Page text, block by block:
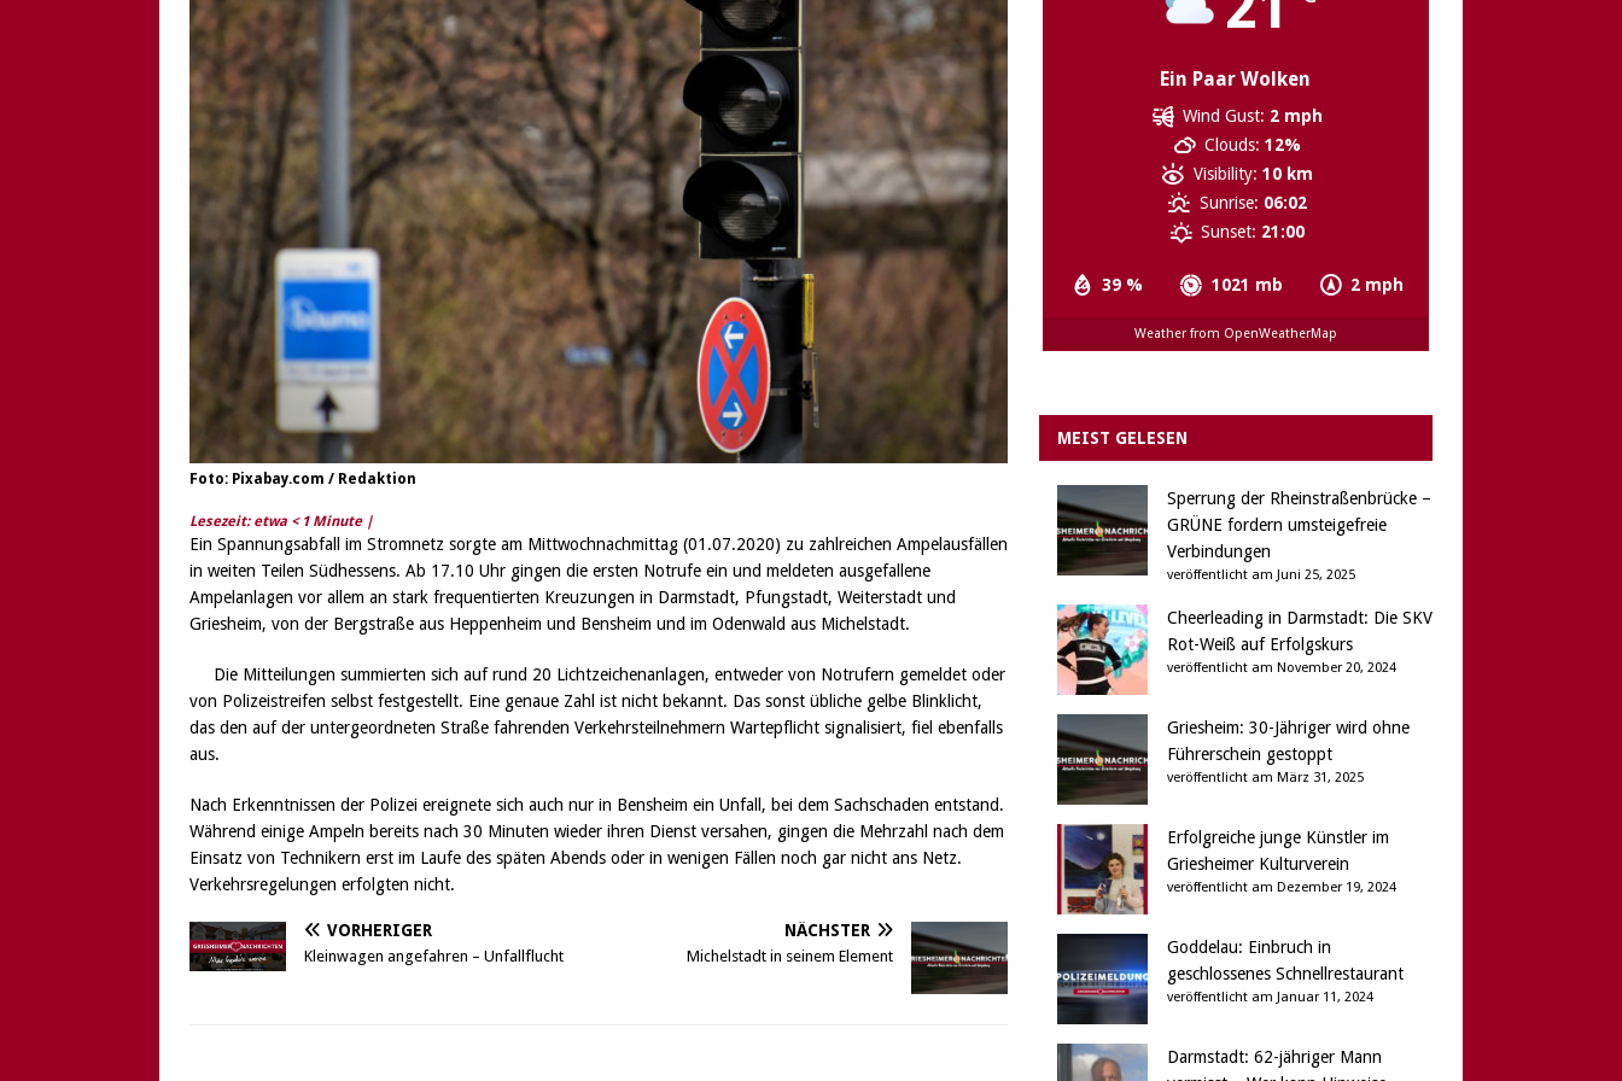
[ 6. August 2026 ] Die Lichter gehen aus…. IN EIGENER SACHE
Foto: Pixabay.com / Redaktion
Lesezeit: etwa < 1 Minute |
Ein Spannungsabfall im Stromnetz sorgte am Mittwochnachmittag (01.07.2020) zu zahlreichen Ampelausfällen
in weiten Teilen Südhessens. Ab 17.10 Uhr gingen die ersten Notrufe ein und meldeten ausgefallene
Ampelanlagen vor allem an stark frequentierten Kreuzungen in Darmstadt, Pfungstadt, Weiterstadt und
Griesheim, von der Bergstraße aus Heppenheim und Bensheim und im Odenwald aus Michelstadt.
Die Mitteilungen summierten sich auf rund 20 Lichtzeichenanlagen, entweder von Notrufern gemeldet oder
von Polizeistreifen selbst festgestellt. Eine genaue Zahl ist nicht bekannt. Das sonst übliche gelbe Blinklicht,
das den auf der untergeordneten Straße fahrenden Verkehrsteilnehmern Wartepflicht signalisiert, fiel ebenfalls
aus.
Nach Erkenntnissen der Polizei ereignete sich auch nur in Bensheim ein Unfall, bei dem Sachschaden entstand.
Während einige Ampeln bereits nach 30 Minuten wieder ihren Dienst versahen, gingen die Mehrzahl nach dem
Einsatz von Technikern erst im Laufe des späten Abends oder in wenigen Fällen noch gar nicht ans Netz.
Verkehrsregelungen erfolgten nicht.
VORHERIGER
Kleinwagen angefahren – Unfallflucht
NÄCHSTER
Michelstadt in seinem Element
Ein Paar Wolken
39 % 1021 mb 2 mph
Wind Gust: 2 mph
Clouds: 12%
Visibility: 10 km
Sunrise: 06:02
Sunset: 21:00
Weather from OpenWeatherMap
MEIST GELESEN
Sperrung der Rheinstraßenbrücke –
GRÜNE fordern umsteigefreie
Verbindungen
veröffentlicht am Juni 25, 2025
Cheerleading in Darmstadt: Die SKV
Rot-Weiß auf Erfolgskurs
veröffentlicht am November 20, 2024
Griesheim: 30-Jähriger wird ohne
Führerschein gestoppt
veröffentlicht am März 31, 2025
Erfolgreiche junge Künstler im
Griesheimer Kulturverein
veröffentlicht am Dezember 19, 2024
Goddelau: Einbruch in
geschlossenes Schnellrestaurant
veröffentlicht am Januar 11, 2024
Darmstadt: 62-jähriger Mann